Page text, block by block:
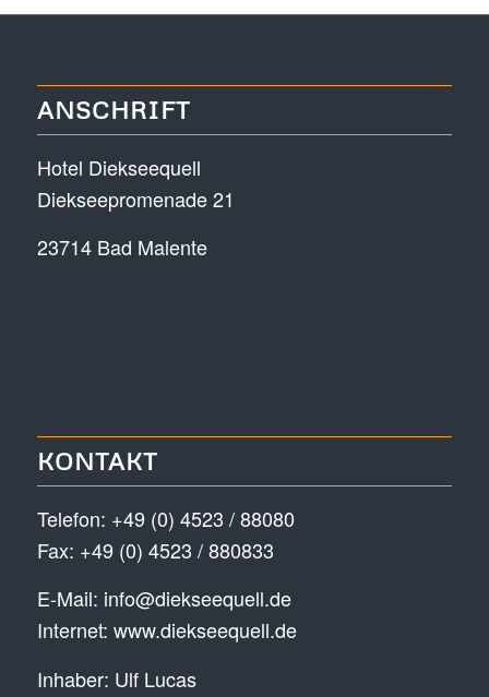
ANSCHRIFT
Hotel Diekseequell
Diekseepromenade 21
23714 Bad Malente
KONTAKT
Telefon: +49 (0) 4523 / 88080
Fax: +49 (0) 4523 / 880833
E-Mail: info@diekseequell.de
Internet: www.diekseequell.de
Inhaber: Ulf Lucas